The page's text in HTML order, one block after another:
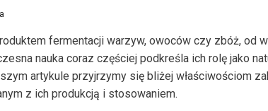
fermentacji warzyw, owoców czy zbóż, od
nauka coraz częściej podkreśla ich rolę jako
artykule przyjrzymy się bliżej właściwościom
z ich produkcją i stosowaniem.